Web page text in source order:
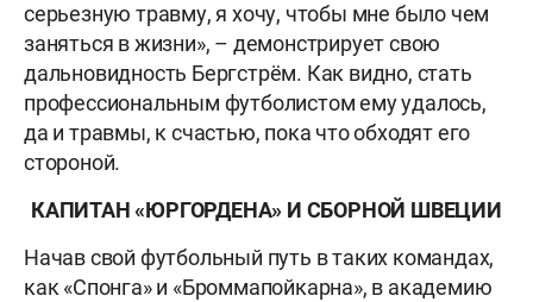
серьезную травму, я хочу, чтобы мне было чем
заняться в жизни», – демонстрирует свою
дальновидность Бергстрём. Как видно, стать
профессиональным футболистом ему удалось,
да и травмы, к счастью, пока что обходят его
стороной.
КАПИТАН «ЮРГОРДЕНА» И СБОРНОЙ ШВЕЦИИ
Начав свой футбольный путь в таких командах,
как «Спонга» и «Броммапойкарна», в академию